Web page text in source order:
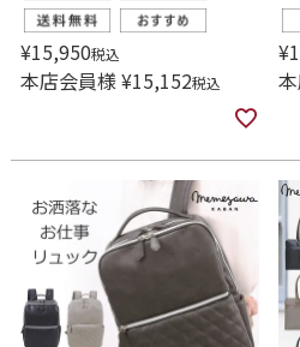
¥15,950税込
本店会員様¥15,152税込
¥